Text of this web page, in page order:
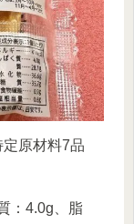
原材料7品
：4.0g、脂